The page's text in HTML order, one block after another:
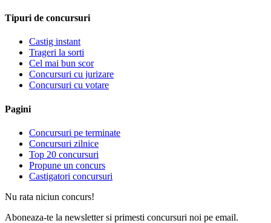
Tipuri de concursuri
Castig instant
Trageri la sorti
Cel mai bun scor
Concursuri cu jurizare
Concursuri cu votare
Pagini
Concursuri pe terminate
Concursuri zilnice
Top 20 concursuri
Propune un concurs
Castigatori concursuri
Nu rata niciun concurs!
Aboneaza-te la newsletter si primesti concursuri noi pe email.